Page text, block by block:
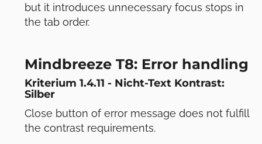
but it introduces unnecessary focus stops in
the tab order.
Mindbreeze T8: Error handling
Kriterium 1.4.11 - Nicht-Text Kontrast:
Silber
Close button of error message does not fulfill
the contrast requirements.